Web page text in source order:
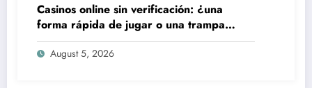
Casinos online sin verificación: ¿una
forma rápida de jugar o una trampa
peligrosa?
August 5, 2026